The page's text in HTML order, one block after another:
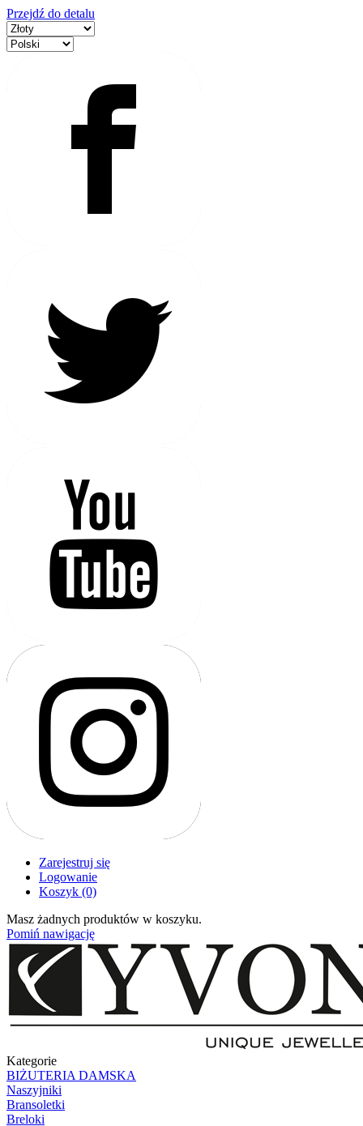
Przejdź do detalu
Zarejestruj się
Logowanie
Koszyk (0)
Masz żadnych produktów w koszyku.
Pomiń nawigację
Kategorie
BIŻUTERIA DAMSKA
Naszyjniki
Bransoletki
Breloki